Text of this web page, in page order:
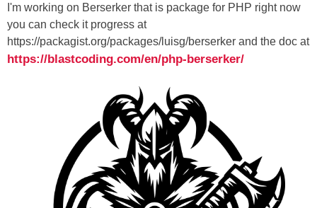
I'm working on Berserker that is package for PHP right now
you can check it progress at
https://packagist.org/packages/luisg/berserker and the doc at
https://blastcoding.com/en/php-berserker/